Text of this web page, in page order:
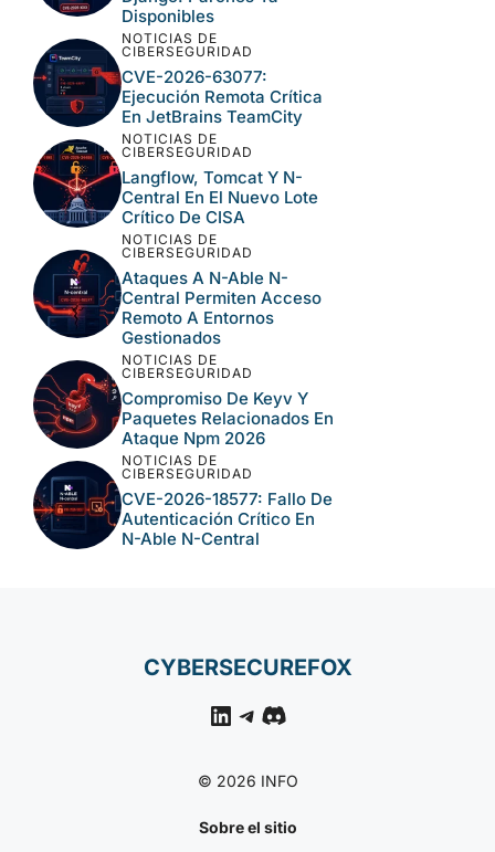
Aprende cómo se procesan los datos de tus
comentarios.
LO MÁS LEÍDO
NOTICIAS DE
CIBERSEGURIDAD
Once Fallos En Veeam
VSPC, Terraform MCP Y
Django: Parches Ya
Disponibles
NOTICIAS DE
CIBERSEGURIDAD
CVE-2026-63077:
Ejecución Remota Crítica
En JetBrains TeamCity
NOTICIAS DE
CIBERSEGURIDAD
Langflow, Tomcat Y N-
Central En El Nuevo Lote
Crítico De CISA
NOTICIAS DE
CIBERSEGURIDAD
Ataques A N-Able N-
Central Permiten Acceso
Remoto A Entornos
En Ataque Npm 2026
NOTICIAS DE
CVE-2026-18577: Fallo